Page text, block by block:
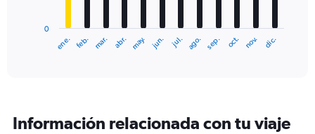
categories.
ene. feb. mar. abr. may. jun. jul. ago. sep. oct. nov. dic.
0
Información relacionada con tu viaje